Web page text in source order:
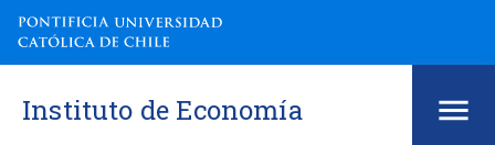
Instituto de Economía